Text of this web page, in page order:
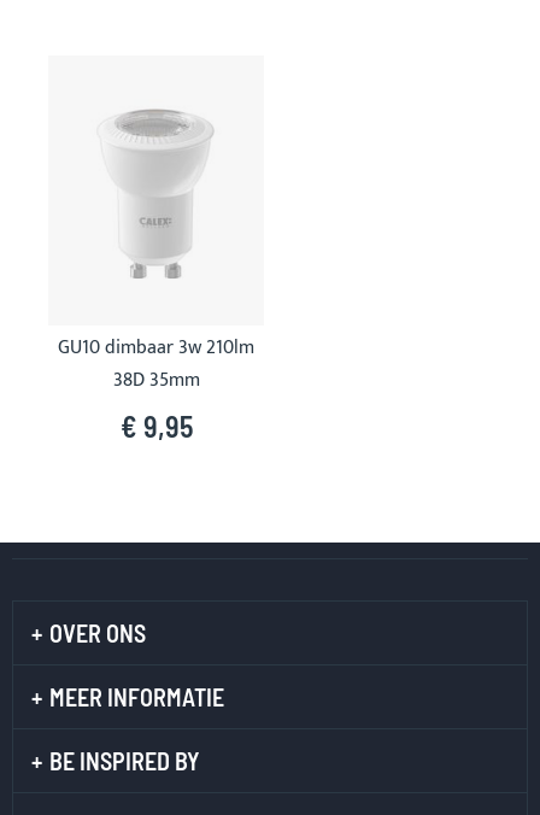
GU10 dimbaar 3w 210lm
38D 35mm
€ 9,95
OVER ONS
MEER INFORMATIE
BE INSPIRED BY